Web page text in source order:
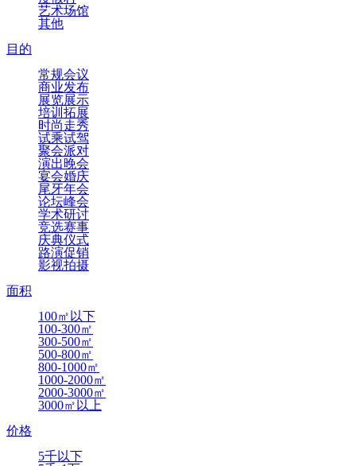
艺术场馆
其他
目的
常规会议
商业发布
展览展示
培训拓展
时尚走秀
试乘试驾
聚会派对
演出晚会
宴会婚庆
尾牙年会
论坛峰会
学术研讨
竞选赛事
庆典仪式
路演促销
影视拍摄
面积
100㎡以下
100-300㎡
300-500㎡
500-800㎡
800-1000㎡
1000-2000㎡
2000-3000㎡
3000㎡以上
价格
5千以下